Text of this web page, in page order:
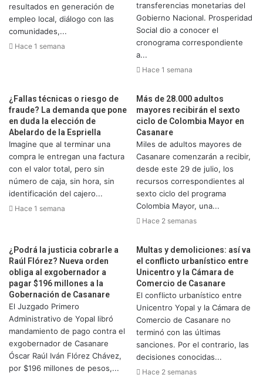
resultados en generación de
empleo local, diálogo con las
comunidades,...
Hace 1 semana
transferencias monetarias del
Gobierno Nacional. Prosperidad
Social dio a conocer el
cronograma correspondiente
a...
Hace 1 semana
¿Fallas técnicas o riesgo de
fraude? La demanda que pone
en duda la elección de
Abelardo de la Espriella
Imagine que al terminar una
compra le entregan una factura
con el valor total, pero sin
número de caja, sin hora, sin
identificación del cajero...
Hace 1 semana
Más de 28.000 adultos
mayores recibirán el sexto
ciclo de Colombia Mayor en
Casanare
Miles de adultos mayores de
Casanare comenzarán a recibir,
desde este 29 de julio, los
recursos correspondientes al
sexto ciclo del programa
Colombia Mayor, una...
Hace 2 semanas
¿Podrá la justicia cobrarle a
Raúl Flórez? Nueva orden
obliga al exgobernador a
pagar $196 millones a la
Gobernación de Casanare
El Juzgado Primero
Administrativo de Yopal libró
mandamiento de pago contra el
exgobernador de Casanare
Óscar Raúl Iván Flórez Chávez,
por $196 millones de pesos,...
Multas y demoliciones: así va
el conflicto urbanístico entre
Unicentro y la Cámara de
Comercio de Casanare
El conflicto urbanístico entre
Unicentro Yopal y la Cámara de
Comercio de Casanare no
terminó con las últimas
sanciones. Por el contrario, las
decisiones conocidas...
Hace 2 semanas